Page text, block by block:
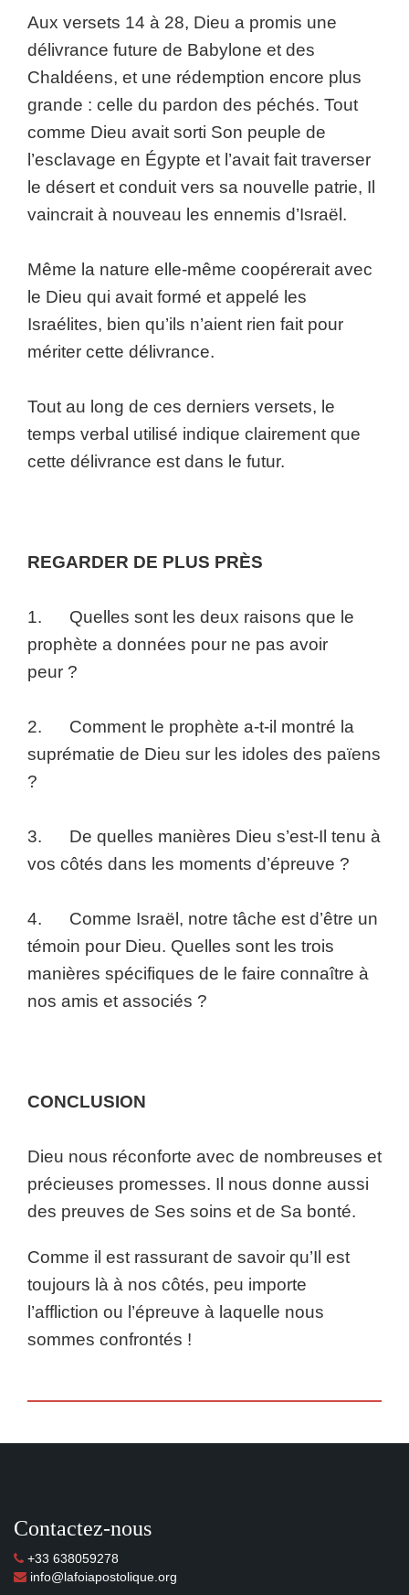
Aux versets 14 à 28, Dieu a promis une
délivrance future de Babylone et des
Chaldéens, et une rédemption encore plus
grande : celle du pardon des péchés. Tout
comme Dieu avait sorti Son peuple de
l’esclavage en Égypte et l’avait fait traverser
le désert et conduit vers sa nouvelle patrie, Il
vaincrait à nouveau les ennemis d’Israël.
Même la nature elle-même coopérerait avec
le Dieu qui avait formé et appelé les
Israélites, bien qu’ils n’aient rien fait pour
mériter cette délivrance.
Tout au long de ces derniers versets, le
temps verbal utilisé indique clairement que
cette délivrance est dans le futur.
REGARDER DE PLUS PRÈS
1. Quelles sont les deux raisons que le
prophète a données pour ne pas avoir
peur ?
2. Comment le prophète a-t-il montré la
suprématie de Dieu sur les idoles des païens
?
3. De quelles manières Dieu s’est-Il tenu à
vos côtés dans les moments d’épreuve ?
4. Comme Israël, notre tâche est d’être un
témoin pour Dieu. Quelles sont les trois
manières spécifiques de le faire connaître à
nos amis et associés ?
CONCLUSION
Dieu nous réconforte avec de nombreuses et
précieuses promesses. Il nous donne aussi
des preuves de Ses soins et de Sa bonté.
Comme il est rassurant de savoir qu’Il est
toujours là à nos côtés, peu importe
l’affliction ou l’épreuve à laquelle nous
sommes confrontés !
Contactez-nous
+33 638059278
info@lafoiapostolique.org